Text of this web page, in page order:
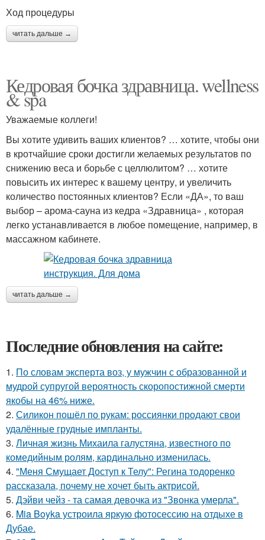
Ход процедуры
читать дальше →
Кедровая бочка здравница. wellness
& spa
Уважаемые коллеги!
Вы хотите удивить ваших клиентов? … хотите, чтобы они
в кротчайшие сроки достигли желаемых результатов по
снижению веса и борьбе с целлюлитом? … хотите
повысить их интерес к вашему центру, и увеличить
количество постоянных клиентов? Если «ДА», то ваш
выбор – арома-сауна из кедра «Здравница» , которая
легко устанавливается в любое помещение, например, в
массажном кабинете.
читать дальше →
Последние обновления на сайте:
1. По словам эксперта воз, у мужчин с образованной и
мудрой супругой вероятность скоропостижной смерти
якобы на 46% ниже.
2. Силикон пошёл по рукам: россиянки продают свои
удалённые грудные импланты.
3. Личная жизнь Михаила галустяна, известного по
комедийным ролям, кардинально изменилась.
4. "Меня Смущает Доступ к Телу": Регина тодоренко
рассказала, почему не хочет быть актрисой.
5. Дэйви чейз - та самая девочка из "Звонка умерла".
6. Mia Boyka устроила яркую фотосессию на отдыхе в
Дубае.